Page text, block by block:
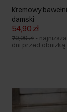
Kremowy
damski
54,90 zł
79,90 zł -
dni przed obniżką